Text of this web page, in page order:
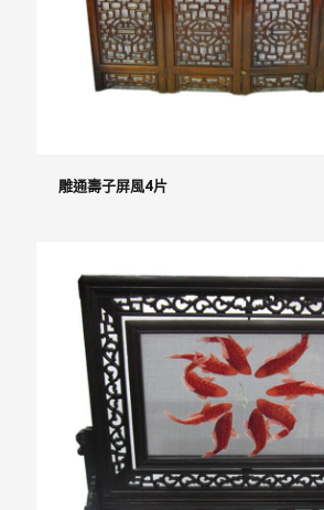
雕通壽子屏風4片